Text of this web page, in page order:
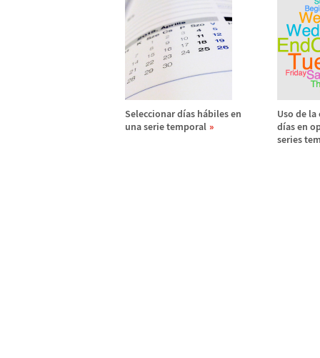
Seleccionar días hábiles en
una serie temporal
Uso de
días en
series